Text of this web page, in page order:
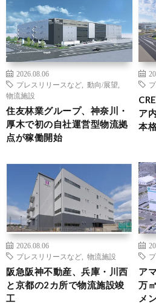
2026.08.06
プレスリリースなど
動向/展望
物流施設
住友林業グループ、神奈川・
厚木で初の自社運営型物流拠
点が稼働開始
ア
本
2026.08.06
プレスリリースなど
物流施設
阪急阪神不動産、兵庫・川西
と京都の2カ所で物流施設竣
工
ア
万
メ